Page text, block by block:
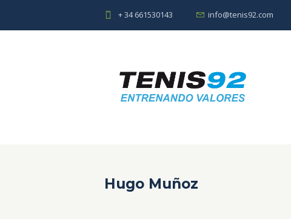
+ 34 661530143 info@tenis92.com
Hugo Muñoz